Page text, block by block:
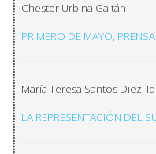
Chester Urbina Gaitán
PRIMERO DE MAYO,
María Teresa Santos Diez,
LA REPRESENTACIÓN DEL